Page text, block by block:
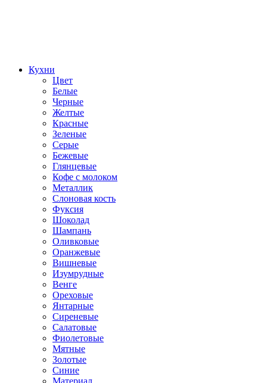
Кухни
Цвет
Белые
Черные
Желтые
Красные
Зеленые
Серые
Бежевые
Глянцевые
Кофе с молоком
Металлик
Слоновая кость
Фуксия
Шоколад
Шампань
Оливковые
Оранжевые
Вишневые
Изумрудные
Венге
Ореховые
Янтарные
Сиреневые
Салатовые
Фиолетовые
Мятные
Золотые
Синие
Материал